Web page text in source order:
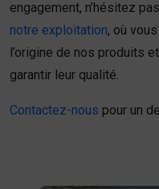
engagement, n’hésitez
notre exploitation, où
l’origine de nos produits
garantir leur qualité.
Contactez-nous pour un